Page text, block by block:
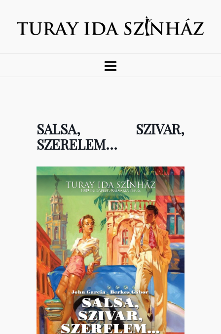
SALSA, SZIVAR,
SZERELEM…